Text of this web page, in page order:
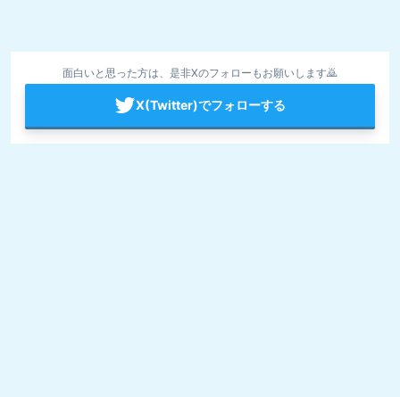
面白いと思った方は、是非Xのフォローもお願いします🙇
X(Twitter)でフォローする